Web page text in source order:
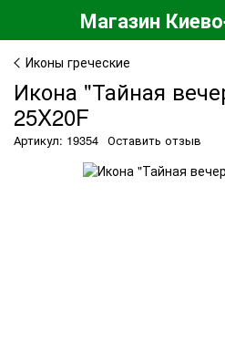
Иконы греческие
Икона "Тайная
25X20F
Артикул: 19354 Оставить отзыв